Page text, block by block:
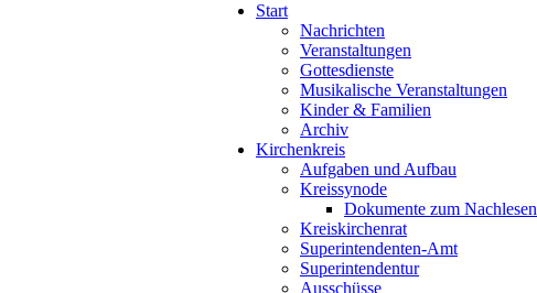
Start
Nachrichten
Veranstaltungen
Gottesdienste
Musikalische Veranstaltungen
Kinder & Familien
Archiv
Kirchenkreis
Aufgaben und Aufbau
Kreissynode
Dokumente zum Nachlesen
Kreiskirchenrat
Superintendenten-Amt
Superintendentur
Ausschüsse